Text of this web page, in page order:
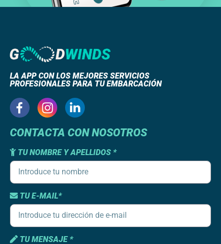
LA APP CON LOS MEJORES SERVICIOS
PROFESIONALES PARA TU EMBARCACIÓN
CONTACTA CON NOSOTROS
TU NOMBRE Y APELLIDOS *
TU E-MAIL*
TU MENSAJE *